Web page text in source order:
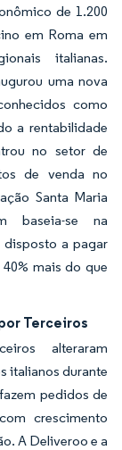
de 1.200
em Roma em
italianas.
uma nova
como
a rentabilidade
no setor de
de venda no
Santa Maria
baseia-se na
a pagar
mais do que
Terceiros
alteraram
italianos durante
pedidos de
crescimento
A Deliveroo e a